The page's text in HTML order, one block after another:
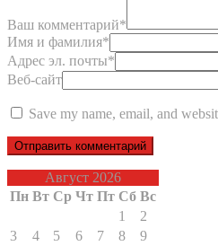
Ваш комментарий*
Имя и фамилия*
Адрес эл. почты*
Веб-сайт
Save my name, email, and
Август 2026
Пн Вт Ср Чт Пт Сб Вс
1
2
3
4 5 6 7 8
9